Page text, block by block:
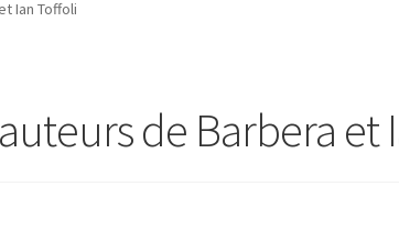
Ian Toffoli
de Barbera et